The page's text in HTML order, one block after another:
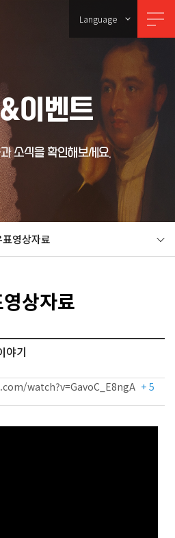
Language
이벤트
소식을 확인해보세요.
표영상자료
상자료
야기
watch?v=GavoC_E8ngA + 5